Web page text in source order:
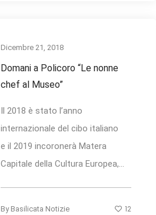
Dicembre 21, 2018
Domani a Policoro “Le nonne
chef al Museo”
Il 2018 è stato l’anno
internazionale del cibo italiano
e il 2019 incoronerà Matera
Capitale della Cultura Europea,...
By Basilicata Notizie 12